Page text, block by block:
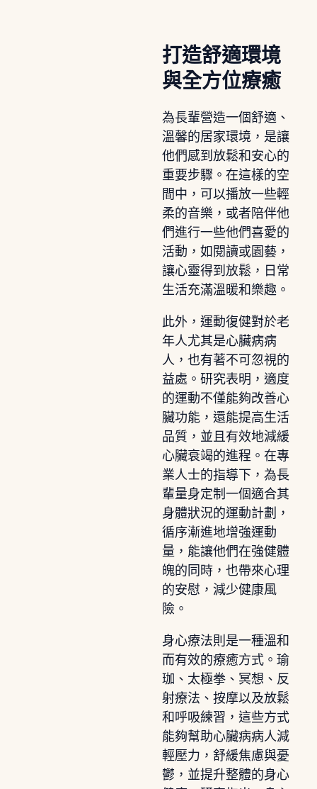
打造舒適環境
與全方位療癒
為長輩營造一個舒適、
溫馨的居家環境，是讓
他們感到放鬆和安心的
重要步驟。在這樣的空
間中，可以播放一些輕
柔的音樂，或者陪伴他
們進行一些他們喜愛的
活動，如閱讀或園藝，
讓心靈得到放鬆，日常
生活充滿溫暖和樂趣。
此外，運動復健對於老
年人尤其是心臟病病
人，也有著不可忽視的
益處。研究表明，適度
的運動不僅能夠改善心
臟功能，還能提高生活
品質，並且有效地減緩
心臟衰竭的進程。在專
業人士的指導下，為長
輩量身定制一個適合其
身體狀況的運動計劃，
循序漸進地增強運動
量，能讓他們在強健體
魄的同時，也帶來心理
的安慰，減少健康風
險。
身心療法則是一種溫和
而有效的療癒方式。瑜
珈、太極拳、冥想、反
射療法、按摩以及放鬆
和呼吸練習，這些方式
能夠幫助心臟病病人減
輕壓力，舒緩焦慮與憂
鬱，並提升整體的身心